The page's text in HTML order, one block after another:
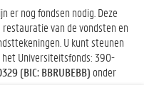
er nog fondsen nodig. Deze
van de vondsten en
U kunt steunen
Universiteitsfonds: 390-
(BIC: BBRUBEBB) onder